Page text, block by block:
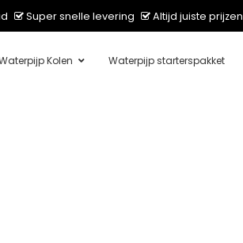
Super snelle levering Altijd juiste prijzen
Kolen Waterpijp starterspakket